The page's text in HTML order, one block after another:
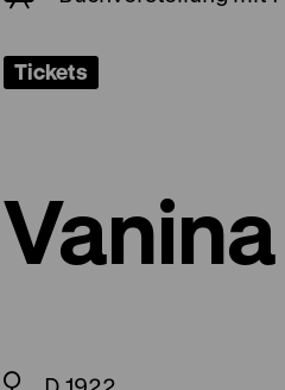
Tickets
Vanina